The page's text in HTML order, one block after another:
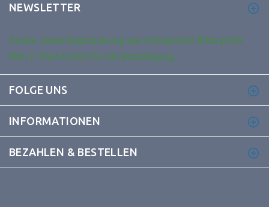
NEWSLETTER
Danke, deine Registrierung war erfolgreich! Bitte prüfe
dein E-Mail-Konto für die Bestätigung.
FOLGE UNS
INFORMATIONEN
BEZAHLEN & BESTELLEN